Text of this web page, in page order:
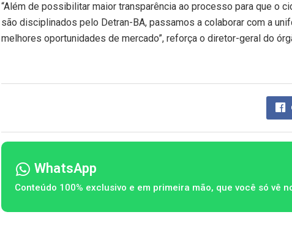
“Além de possibilitar maior transparência ao processo para que o
são disciplinados pelo Detran-BA, passamos a colaborar com a
melhores oportunidades de mercado”, reforça o diretor-geral do
WhatsApp
Conteúdo 100% exclusivo e em primeira mão, que você só vê